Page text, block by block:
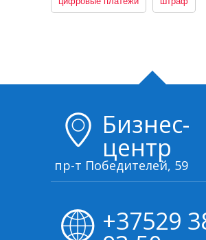
Бизнес-
центр
пр-т Победителей, 59
+37529